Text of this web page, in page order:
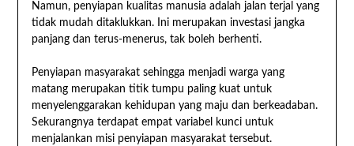
Namun, penyiapan kualitas manusia adalah jalan terjal yang
tidak mudah ditaklukkan. Ini merupakan investasi jangka
panjang dan terus-menerus, tak boleh berhenti.
Penyiapan masyarakat sehingga menjadi warga yang
matang merupakan titik tumpu paling kuat untuk
menyelenggarakan kehidupan yang maju dan berkeadaban.
Sekurangnya terdapat empat variabel kunci untuk
menjalankan misi penyiapan masyarakat tersebut.